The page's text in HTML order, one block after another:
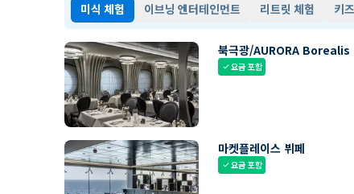
미식 체험 이브닝 엔터테인먼트 리트릿 체험 키
북극광/AURORA Borealis
check요금 포함
마켓플레이스 뷔페
check요금 포함